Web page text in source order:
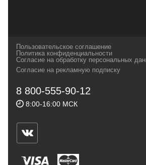
и взыскательных путешественников,
спортсменов и отдыхающих.
Геннадьевич
ИНН 590300057023 ОГРН
ул.Советская, 25, магазин Басег.
Тел./факс (342) 2101242
Пользовательское соглашение
Политика конфиденциальности
Согласие на обработку персональных
Согласие на рекламную подписку
8 800-555-90-12
8:00-16:00 МСК